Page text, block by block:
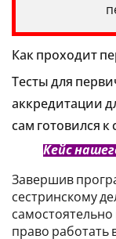
Как проходит
Тесты для
аккредитации
сам готовился к
Кейс
Завершив
сестринскому
право работать